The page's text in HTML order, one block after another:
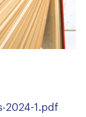
2024-1.pdf